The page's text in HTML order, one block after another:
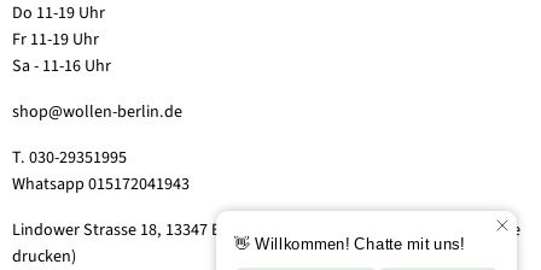
Do 11-19 Uhr
Fr 11-19 Uhr
Sa - 11-16 Uhr
shop@wollen-berlin.de
T. 030-29351995
Whatsapp 015172041943
Lindower Strasse 18, 13347 Berlin-Wedding (Hof 2, Aufgang 5 - Tor bitte
drucken)